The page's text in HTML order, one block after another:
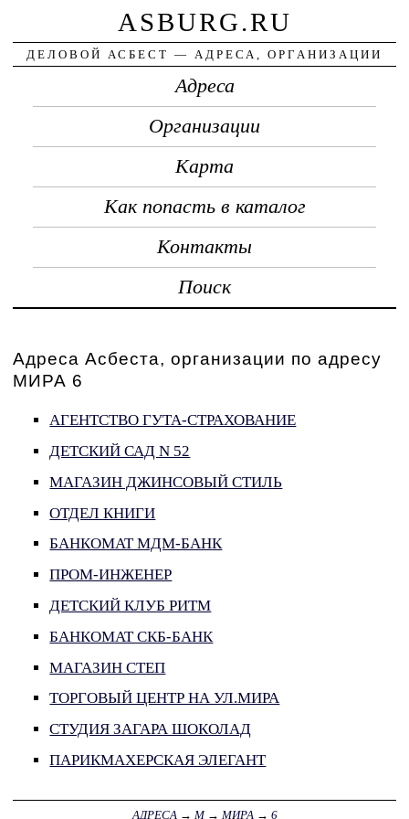
ASBURG.RU
ДЕЛОВОЙ АСБЕСТ — АДРЕСА, ОРГАНИЗАЦИИ
Адреса
Организации
Карта
Как попасть в каталог
Контакты
Поиск
Адреса Асбеста, организации по адресу
МИРА 6
АГЕНТСТВО ГУТА-СТРАХОВАНИЕ
ДЕТСКИЙ САД N 52
МАГАЗИН ДЖИНСОВЫЙ СТИЛЬ
ОТДЕЛ КНИГИ
БАНКОМАТ МДМ-БАНК
ПРОМ-ИНЖЕНЕР
ДЕТСКИЙ КЛУБ РИТМ
БАНКОМАТ СКБ-БАНК
МАГАЗИН СТЕП
ТОРГОВЫЙ ЦЕНТР НА УЛ.МИРА
СТУДИЯ ЗАГАРА ШОКОЛАД
ПАРИКМАХЕРСКАЯ ЭЛЕГАНТ
АДРЕСА→ М→ МИРА→ 6